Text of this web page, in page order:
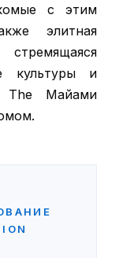
с этим
элитная
культуры и
The Майами